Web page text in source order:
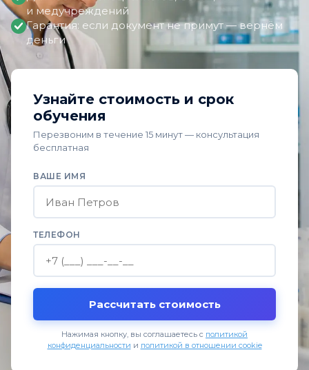
и медучреждений
Гарантия: если документ не примут — вернём
деньги
Узнайте стоимость и срок
обучения
Перезвоним в течение 15 минут — консультация
бесплатная
ВАШЕ ИМЯ
ТЕЛЕФОН
Рассчитать стоимость
Нажимая кнопку, вы соглашаетесь с политикой
конфиденциальности и политикой в отношении cookie